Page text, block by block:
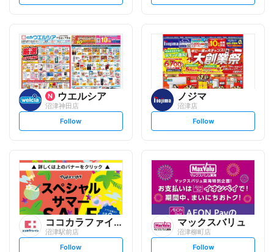
t
l
o
w
t
l
o
w
ウエルシア
沼津神田店
s
t
l
o
w
Follow
ノジマ
沼津店
s
t
l
o
w
Follow
ココカラファイン
沼津駅前店
s
Follow
マックスバリュ
沼津柳町店
s
Follow